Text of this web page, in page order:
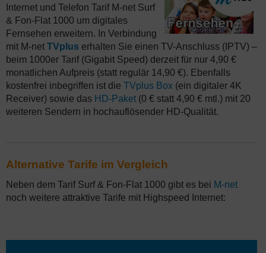
Internet und Telefon Tarif M-net Surf
& Fon-Flat 1000 um digitales
Fernsehen erweitern. In Verbindung
mit M-net TVplus erhalten Sie einen TV-Anschluss (IPTV) –
beim 1000er Tarif (Gigabit Speed) derzeit für nur 4,90 €
monatlichen Aufpreis (statt regulär 14,90 €). Ebenfalls
kostenfrei inbegriffen ist die TVplus Box (ein digitaler 4K
Receiver) sowie das HD-Paket (0 € statt 4,90 € mtl.) mit 20
weiteren Sendern in hochauflösender HD-Qualität.
Alternative Tarife im Vergleich
Neben dem Tarif Surf & Fon-Flat 1000 gibt es bei M-net
noch weitere attraktive Tarife mit Highspeed Internet: